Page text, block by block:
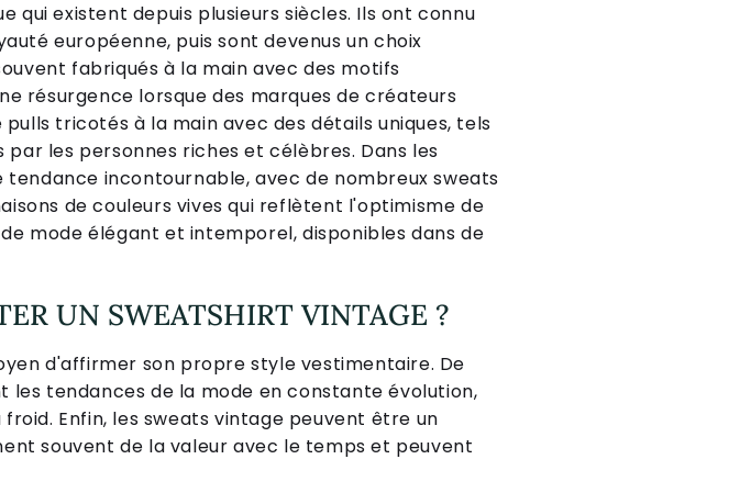
qui existent depuis plusieurs siècles. Ils ont connu
européenne, puis sont devenus un choix
fabriqués à la main avec des motifs
résurgence lorsque des marques de créateurs
tricotés à la main avec des détails uniques, tels
les personnes riches et célèbres. Dans les
tendance incontournable, avec de nombreux sweats
de couleurs vives qui reflètent l'optimisme de
mode élégant et intemporel, disponibles dans de
UN SWEATSHIRT VINTAGE ?
d'affirmer son propre style vestimentaire. De
les tendances de la mode en constante évolution,
Enfin, les sweats vintage peuvent être un
souvent de la valeur avec le temps et peuvent